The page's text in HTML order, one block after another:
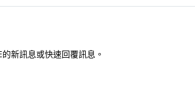
新訊息或快速回覆訊息。